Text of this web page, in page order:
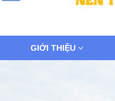
GIỚI THIỆU